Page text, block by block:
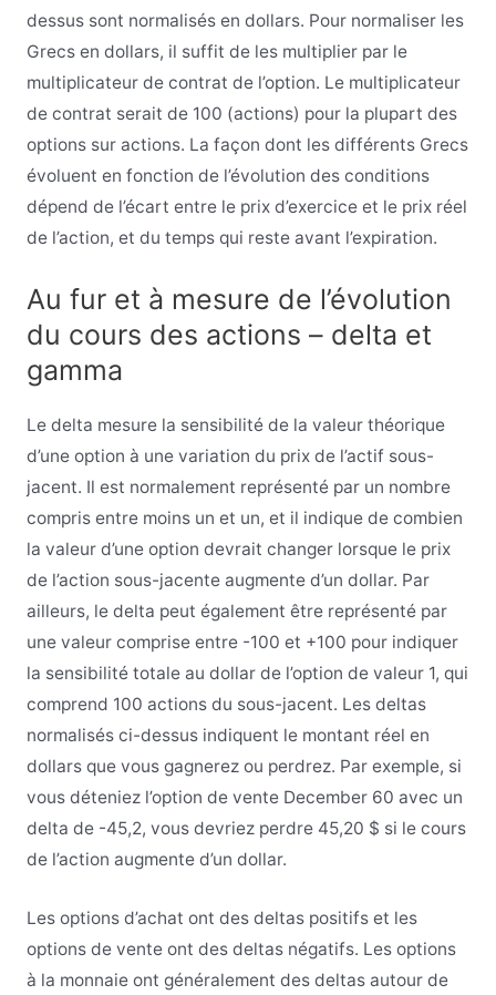
dessus sont normalisés en dollars. Pour normaliser les
Grecs en dollars, il suffit de les multiplier par le
multiplicateur de contrat de l’option. Le multiplicateur
de contrat serait de 100 (actions) pour la plupart des
options sur actions. La façon dont les différents Grecs
évoluent en fonction de l’évolution des conditions
dépend de l’écart entre le prix d’exercice et le prix réel
de l’action, et du temps qui reste avant l’expiration.
Au fur et à mesure de l’évolution
du cours des actions – delta et
gamma
Le delta mesure la sensibilité de la valeur théorique
d’une option à une variation du prix de l’actif sous-
jacent. Il est normalement représenté par un nombre
compris entre moins un et un, et il indique de combien
la valeur d’une option devrait changer lorsque le prix
de l’action sous-jacente augmente d’un dollar. Par
ailleurs, le delta peut également être représenté par
une valeur comprise entre -100 et +100 pour indiquer
la sensibilité totale au dollar de l’option de valeur 1, qui
comprend 100 actions du sous-jacent. Les deltas
normalisés ci-dessus indiquent le montant réel en
dollars que vous gagnerez ou perdrez. Par exemple, si
vous déteniez l’option de vente December 60 avec un
delta de -45,2, vous devriez perdre 45,20 $ si le cours
de l’action augmente d’un dollar.
Les options d’achat ont des deltas positifs et les
options de vente ont des deltas négatifs. Les options
à la monnaie ont généralement des deltas autour de